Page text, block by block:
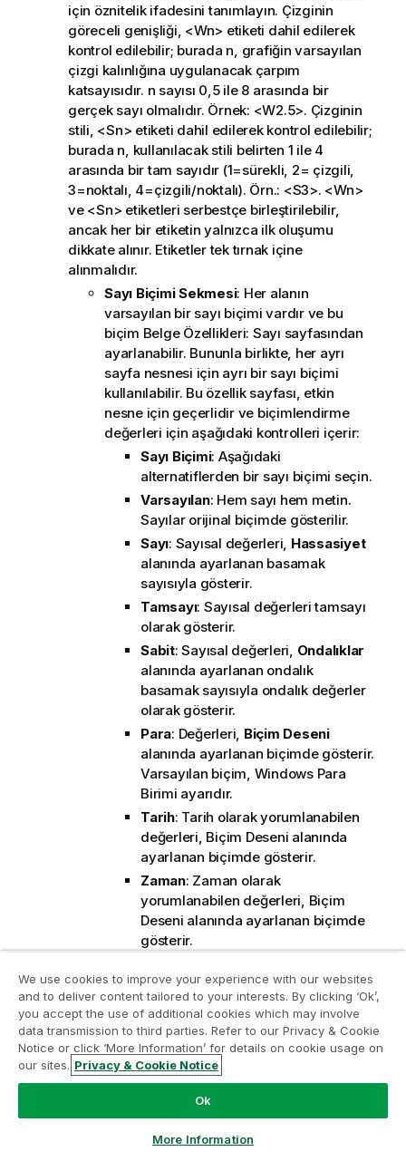
için öznitelik ifadesini tanımlayın. Çizginin
göreceli genişliği, <Wn> etiketi dahil edilerek
kontrol edilebilir; burada n, grafiğin varsayılan
çizgi kalınlığına uygulanacak çarpım
katsayısıdır. n sayısı 0,5 ile 8 arasında bir
gerçek sayı olmalıdır. Örnek: <W2.5>. Çizginin
stili, <Sn> etiketi dahil edilerek kontrol edilebilir;
burada n, kullanılacak stili belirten 1 ile 4
arasında bir tam sayıdır (1=sürekli, 2= çizgili,
3=noktalı, 4=çizgili/noktalı). Örn.: <S3>. <Wn>
ve <Sn> etiketleri serbestçe birleştirilebilir,
ancak her bir etiketin yalnızca ilk oluşumu
dikkate alınır. Etiketler tek tırnak içine
alınmalıdır.
Sayı Biçimi Sekmesi: Her alanın
varsayılan bir sayı biçimi vardır ve bu
biçim Belge Özellikleri: Sayı sayfasından
ayarlanabilir. Bununla birlikte, her ayrı
sayfa nesnesi için ayrı bir sayı biçimi
kullanılabilir. Bu özellik sayfası, etkin
nesne için geçerlidir ve biçimlendirme
değerleri için aşağıdaki kontrolleri içerir:
Sayı Biçimi: Aşağıdaki
alternatiflerden bir sayı biçimi seçin.
Varsayılan: Hem sayı hem metin.
Sayılar orijinal biçimde gösterilir.
Sayı: Sayısal değerleri, Hassasiyet
alanında ayarlanan basamak
sayısıyla gösterir.
Tamsayı: Sayısal değerleri tamsayı
olarak gösterir.
Sabit: Sayısal değerleri, Ondalıklar
alanında ayarlanan ondalık
basamak sayısıyla ondalık değerler
olarak gösterir.
Para: Değerleri, Biçim Deseni
alanında ayarlanan biçimde gösterir.
Varsayılan biçim, Windows Para
Birimi ayarıdır.
Tarih: Tarih olarak yorumlanabilen
değerleri, Biçim Deseni alanında
ayarlanan biçimde gösterir.
Zaman: Zaman olarak
yorumlanabilen değerleri, Biçim
Deseni alanında ayarlanan biçimde
gösterir.
olarak yorumlanabilen değerleri,
Biçim Desenialanında ayarlanan
biçimde gösterir.
Aralık: Zamanı, sıralı zaman
artımları olarak gösterir (örn. format
= mm, değeri, takvimin
başlangıcından itibaren dakika
(1899:12:30:24:00)).
Analiz Modernleştirme Programına katılın
Analiz Modernleştirme Programı ile değerli QlikView
uygulamalarınızı ödün vermeden modernleştirin.
ulaşmak
ampquestions@qlik.com
We use cookies to improve your experience with our websites
and to deliver content tailored to your interests. By clicking ‘Ok’,
you accept the use of additional cookies which may involve
data transmission to third parties. Refer to our Privacy & Cookie
Notice or click ‘More Information’ for details on cookie usage on
our sites. Privacy & Cookie Notice
Ok
More Information